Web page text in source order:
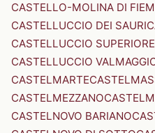
CASTELLO-MOLINA DI
CASTELLUCCIO DEI SAURI
CASTELLUCCIO SUPERIORE
CASTELLUCCIO
CASTELMARTE
CASTELMEZZANO
CASTELNOVO BARIANO